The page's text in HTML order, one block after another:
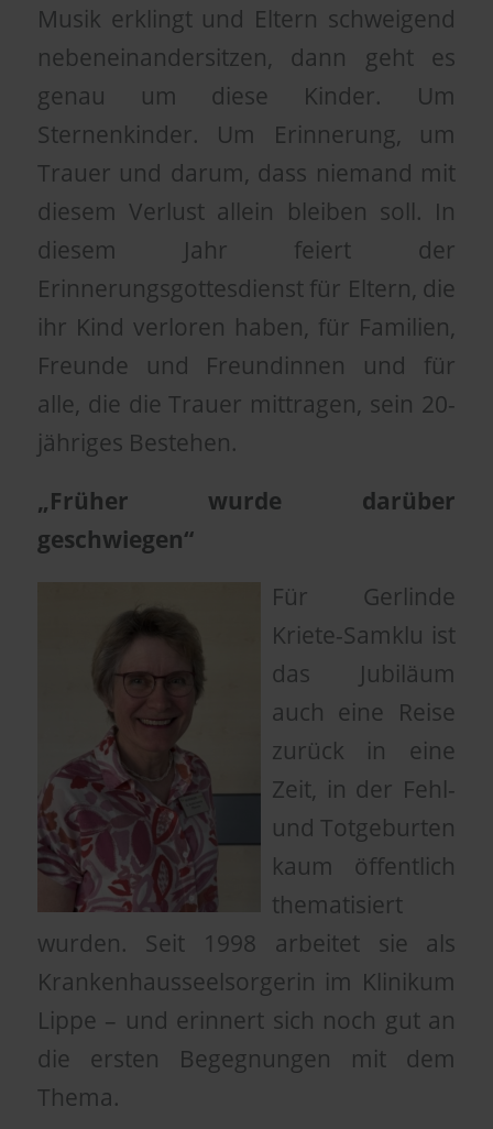
Musik erklingt und Eltern schweigend
nebeneinandersitzen, dann geht es
genau um diese Kinder. Um
Sternenkinder. Um Erinnerung, um
Trauer und darum, dass niemand mit
diesem Verlust allein bleiben soll. In
diesem Jahr feiert der
Erinnerungsgottesdienst für Eltern, die
ihr Kind verloren haben, für Familien,
Freunde und Freundinnen und für
alle, die die Trauer mittragen, sein 20-
jähriges Bestehen.
„Früher wurde darüber
geschwiegen“
Für Gerlinde
Kriete-Samklu ist
das Jubiläum
auch eine Reise
zurück in eine
Zeit, in der Fehl-
und Totgeburten
kaum öffentlich
thematisiert
wurden. Seit 1998 arbeitet sie als
Krankenhausseelsorgerin im Klinikum
Lippe – und erinnert sich noch gut an
die ersten Begegnungen mit dem
Thema.